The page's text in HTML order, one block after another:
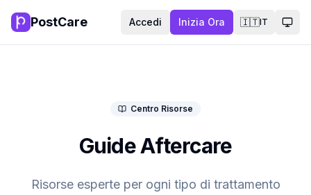
PostCare Accedi Inizia Ora 🇮🇹IT
Centro Risorse
Guide Aftercare
Risorse esperte per ogni tipo di trattamento